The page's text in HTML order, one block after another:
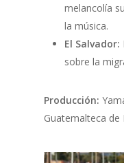
melancolía
la música.
El Salvador:
sobre la
Producción:
Guatemalteca de